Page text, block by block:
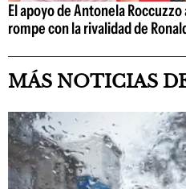
El apoyo de Antonela
rompe con la rivalidad de
MÁS NOTICIAS